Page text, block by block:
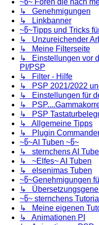
~წ~ Foren die nach
↳ Genehmigungen
↳ Linkbanner
~წ~Tipps und Tricks
↳ Unzureichender
↳ Meine Filterseite
↳ Einstellungen vor
PI/PSP
↳ Filter - Hilfe
↳ PSP 2021/2022
↳ Einstellungen für
↳
↳ PSP
↳ Allgemeine Tipps
↳ Plugin
~წ~AI Tuben ~წ~
↳ sternchens AI
↳ ~Elfes~ AI Tuben
↳ elsenimas Tuben
~წ~Genehmigungen
↳
~წ~ sternchens
↳ Meine eigenen
↳ Animationen PI